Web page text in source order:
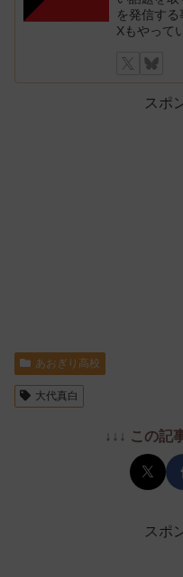
を発信する
Xもやって
スポ
あおぎり高校
大代真白
↓↓↓ この記
スポ